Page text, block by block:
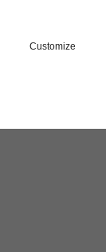
Customize